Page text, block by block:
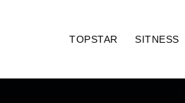
TOPSTAR SITNESS